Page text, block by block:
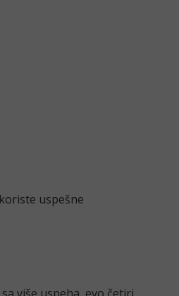
uspešne